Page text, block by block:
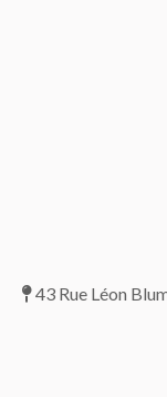
43 Rue Léon